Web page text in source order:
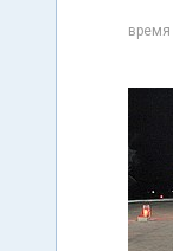
время